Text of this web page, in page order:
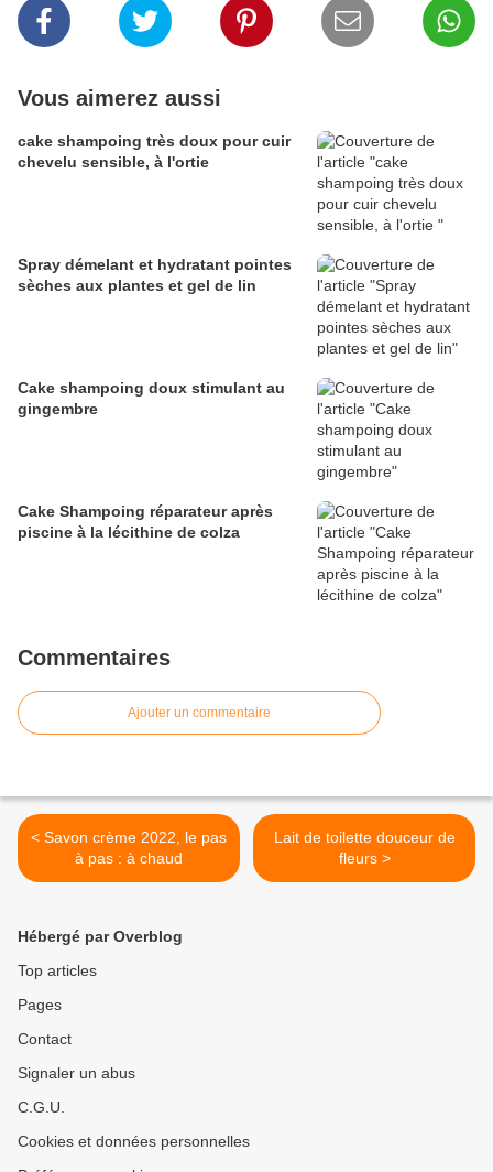
Vous aimerez aussi
cake shampoing très doux pour cuir
chevelu sensible, à l'ortie
Spray démelant et hydratant pointes
sèches aux plantes et gel de lin
Cake shampoing doux stimulant au
gingembre
Cake Shampoing réparateur après
piscine à la lécithine de colza
Commentaires
Ajouter un commentaire
< Savon crème 2022, le pas
à pas : à chaud
Lait de toilette douceur de
fleurs >
Hébergé par Overblog
Top articles
Pages
Contact
Signaler un abus
C.G.U.
Cookies et données personnelles